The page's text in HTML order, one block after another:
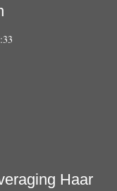
Haar